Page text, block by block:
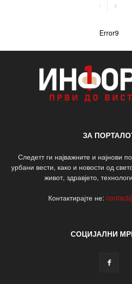
Error9
ЗА
Следетт ги најважните и најнови
урбани вести, како и новости од
живот, здравјето,
Контактирајте не:
СОЦИЈАЛНИ